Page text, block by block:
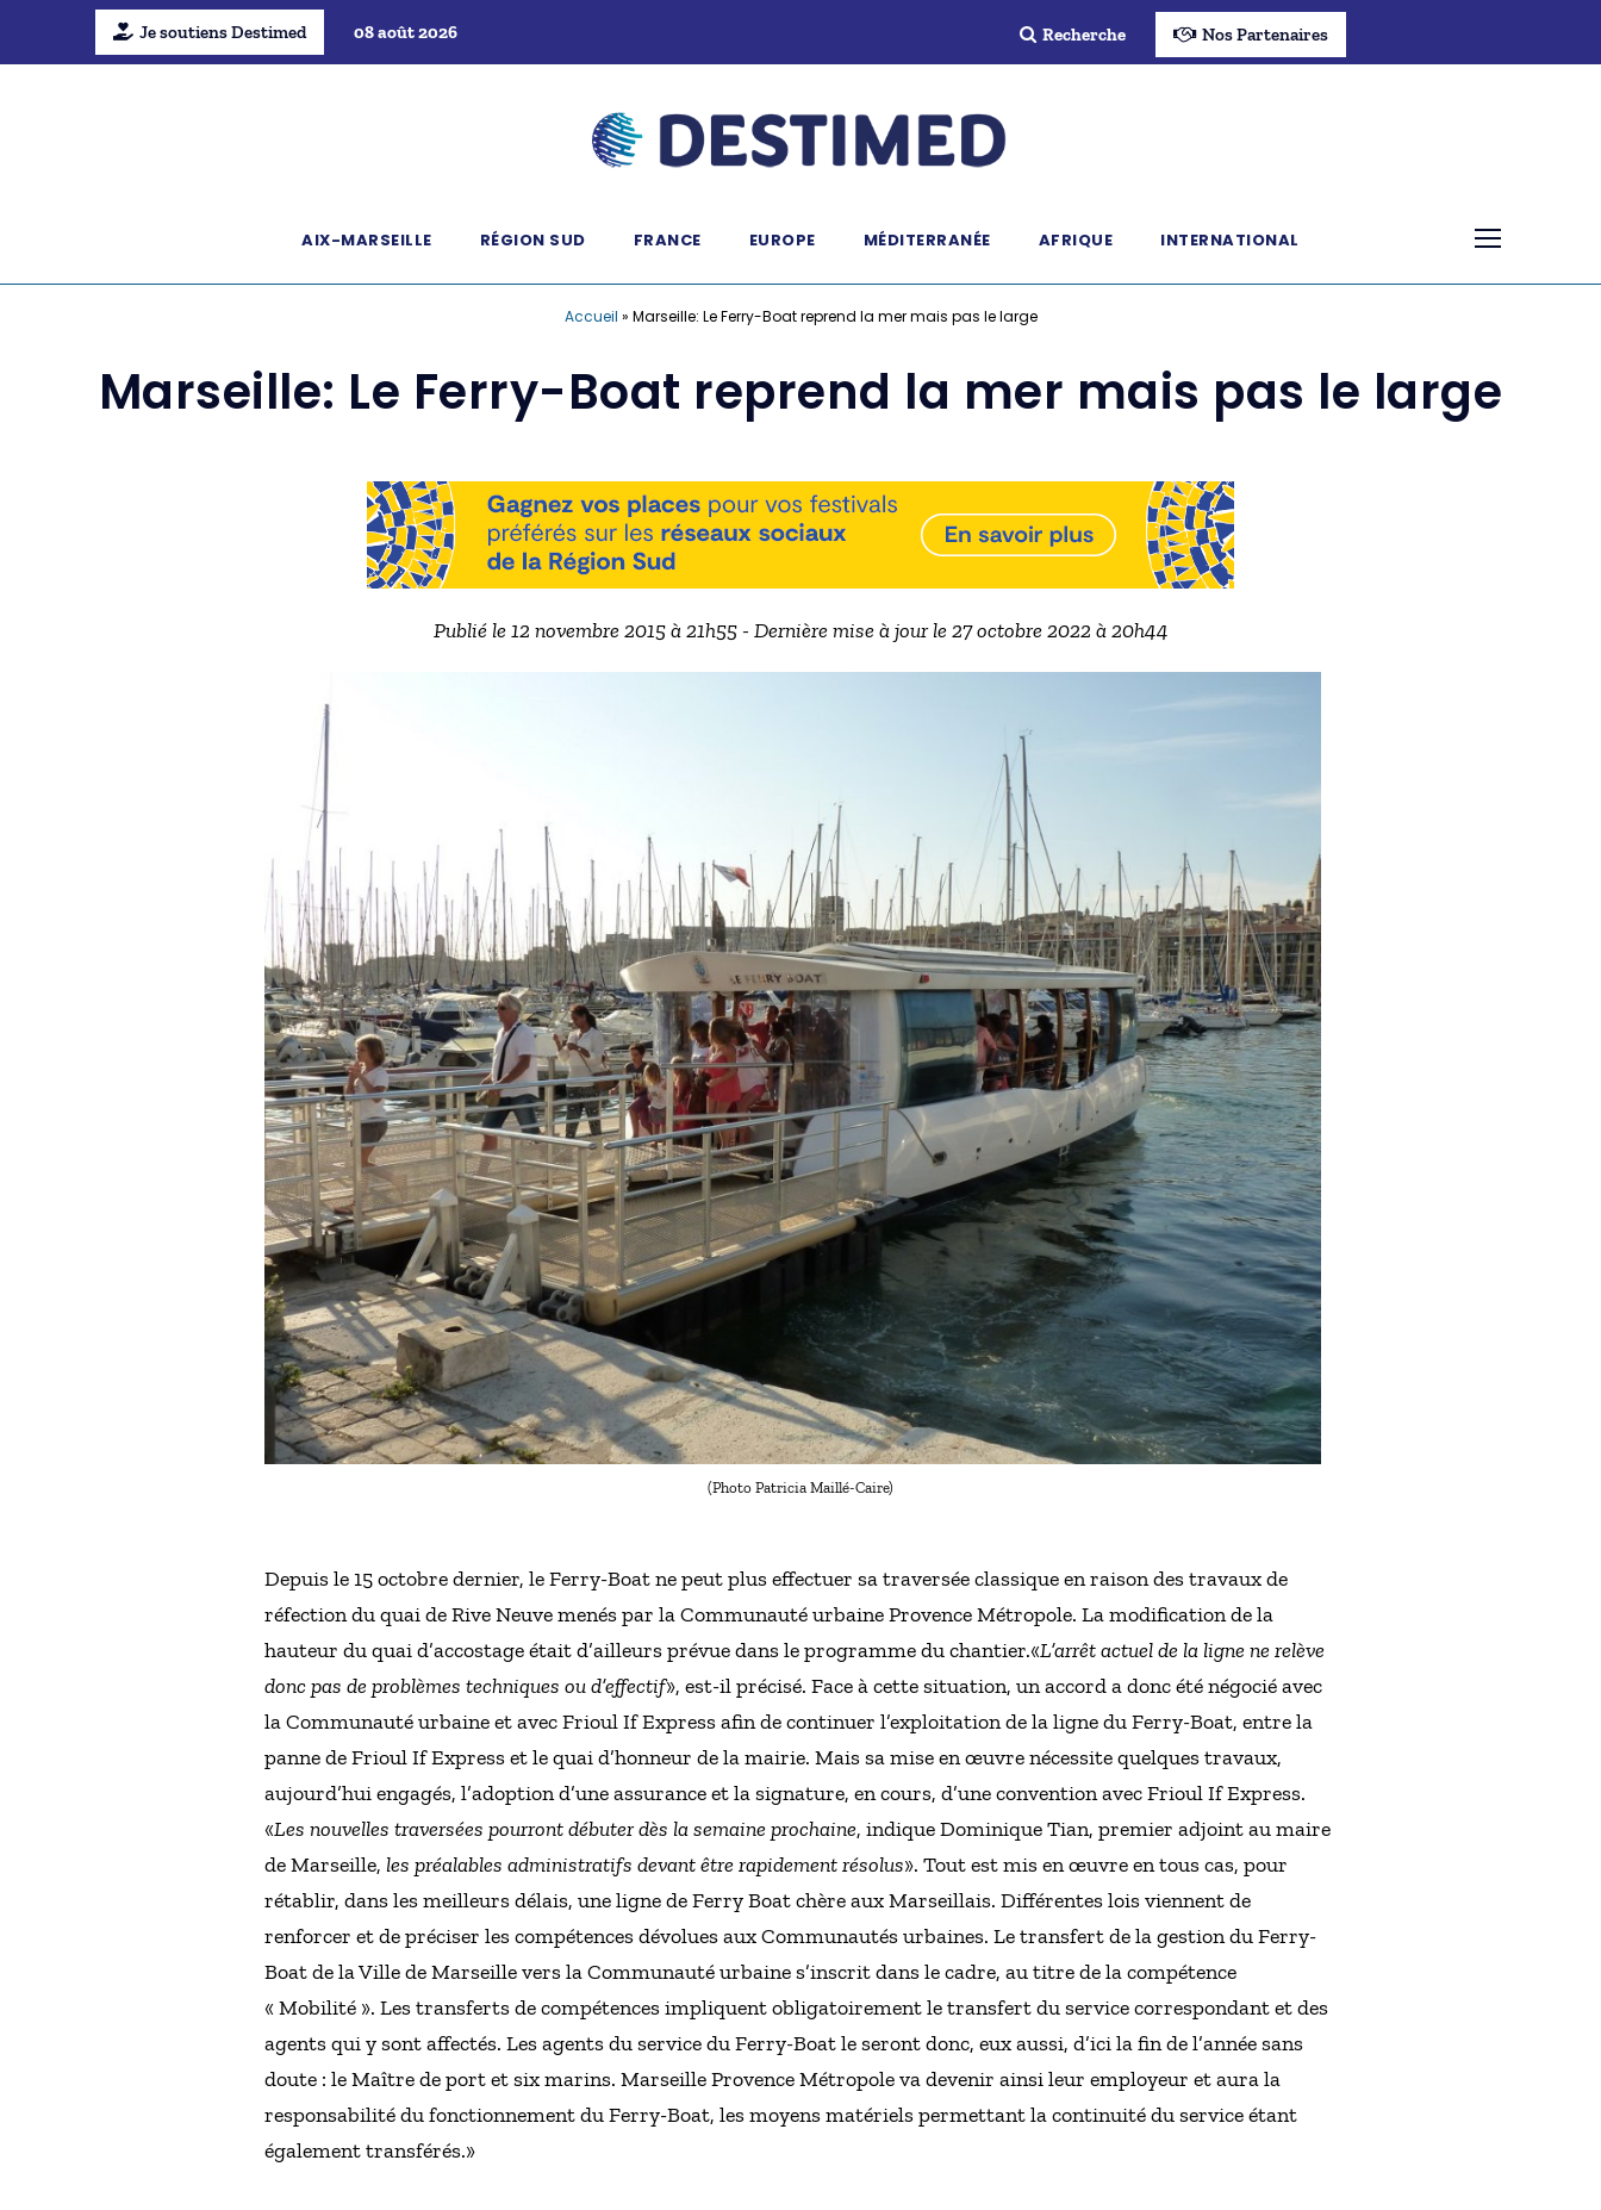
Je soutiens Destimed 08 août 2026 Recherche Nos Partenaires
AIX-MARSEILLE RÉGION SUD FRANCE EUROPE MÉDITERRANÉE AFRIQUE INTERNATIONAL
Accueil » Marseille: Le Ferry-Boat reprend la mer mais pas le large
Marseille: Le Ferry-Boat reprend la mer mais pas le large
Publié le 12 novembre 2015 à 21h55 - Dernière mise à jour le 27 octobre 2022 à 20h44
(Photo Patricia Maillé-Caire)
Depuis le 15 octobre dernier, le Ferry-Boat ne peut plus effectuer sa traversée classique en raison des travaux de
réfection du quai de Rive Neuve menés par la Communauté urbaine Provence Métropole. La modification de la
hauteur du quai d’accostage était d’ailleurs prévue dans le programme du chantier.«L’arrêt actuel de la ligne ne relève
donc pas de problèmes techniques ou d’effectif», est-il précisé. Face à cette situation, un accord a donc été négocié avec
la Communauté urbaine et avec Frioul If Express afin de continuer l’exploitation de la ligne du Ferry-Boat, entre la
panne de Frioul If Express et le quai d’honneur de la mairie. Mais sa mise en œuvre nécessite quelques travaux,
aujourd’hui engagés, l’adoption d’une assurance et la signature, en cours, d’une convention avec Frioul If Express.
«Les nouvelles traversées pourront débuter dès la semaine prochaine, indique Dominique Tian, premier adjoint au maire
de Marseille, les préalables administratifs devant être rapidement résolus». Tout est mis en œuvre en tous cas, pour
rétablir, dans les meilleurs délais, une ligne de Ferry Boat chère aux Marseillais. Différentes lois viennent de
renforcer et de préciser les compétences dévolues aux Communautés urbaines. Le transfert de la gestion du Ferry-
Boat de la Ville de Marseille vers la Communauté urbaine s’inscrit dans le cadre, au titre de la compétence
« Mobilité ». Les transferts de compétences impliquent obligatoirement le transfert du service correspondant et des
agents qui y sont affectés. Les agents du service du Ferry-Boat le seront donc, eux aussi, d’ici la fin de l’année sans
doute : le Maître de port et six marins. Marseille Provence Métropole va devenir ainsi leur employeur et aura la
responsabilité du fonctionnement du Ferry-Boat, les moyens matériels permettant la continuité du service étant
également transférés.»